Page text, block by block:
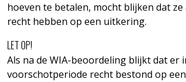
hoeven te betalen, mocht blijken dat
recht hebben op een uitkering.
LET OP!
Als na de WIA-beoordeling blijkt dat er
voorschotperiode recht bestond op een